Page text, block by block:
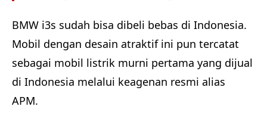
BMW i3s sudah bisa dibeli bebas di Indonesia.
Mobil dengan desain atraktif ini pun tercatat
sebagai mobil listrik murni pertama yang dijual
di Indonesia melalui keagenan resmi alias
APM.